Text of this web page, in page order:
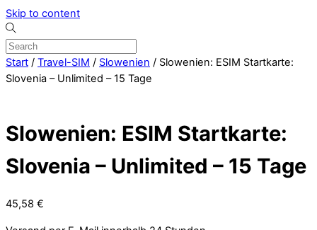
Skip to content
Start / Travel-SIM / Slowenien / Slowenien: ESIM Startkarte:
Slovenia – Unlimited – 15 Tage
Slowenien: ESIM Startkarte:
Slovenia – Unlimited – 15 Tage
45,58 €